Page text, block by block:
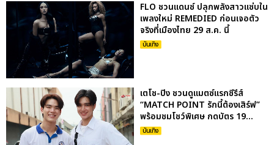
FLO ชวนแดนซ์ ปลุกพลังสาวแซ่บใน
เพลงใหม่ REMEDIED ก่อนเจอตัว
จริงที่เมืองไทย 29 ส.ค. นี้
บันเทิง
เตโช-ปิง ชวนดูแมตซ์แรกซีรีส์
“MATCH POINT รักนี้ต้องเสิร์ฟ”
พร้อมชมโชว์พิเศษ กดบัตร 19...
บันเทิง